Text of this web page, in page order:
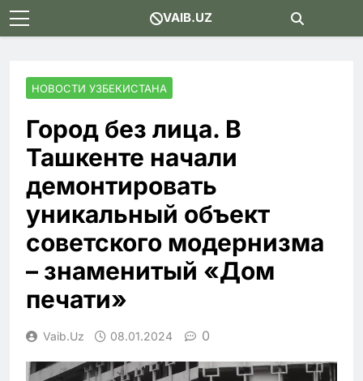
Skip
to
VAIB.UZ
НОВОСТИ УЗБЕКИСТАНА
Город без лица. В
Ташкенте начали
демонтировать
уникальный объект
советского модернизма
– знаменитый «Дом
печати»
Vaib.uz 08.01.2024 0